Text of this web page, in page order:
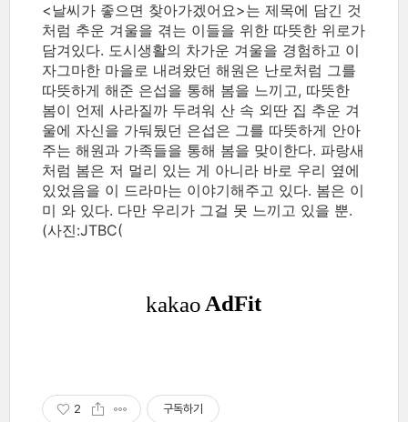
<날씨가 좋으면 찾아가겠어요>는 제목에 담긴 것
처럼 추운 겨울을 겪는 이들을 위한 따뜻한 위로가
담겨있다. 도시생활의 차가운 겨울을 경험하고 이
자그마한 마을로 내려왔던 해원은 난로처럼 그를
따뜻하게 해준 은섭을 통해 봄을 느끼고, 따뜻한
봄이 언제 사라질까 두려워 산 속 외딴 집 추운 겨
울에 자신을 가둬뒀던 은섭은 그를 따뜻하게 안아
주는 해원과 가족들을 통해 봄을 맞이한다. 파랑새
처럼 봄은 저 멀리 있는 게 아니라 바로 우리 옆에
있었음을 이 드라마는 이야기해주고 있다. 봄은 이
미 와 있다. 다만 우리가 그걸 못 느끼고 있을 뿐.
(사진:JTBC(
2 구독하기